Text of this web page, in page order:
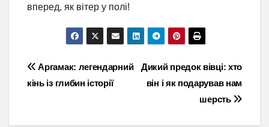
вперед, як вітер у полі!
Навігація
Дикий предок вівці: хто
він і як подарував нам
шерсть
Аргамак: легендарний
кінь із глибин історії